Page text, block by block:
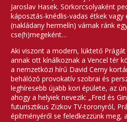
Jaroslav Hasek. Sörkorcsolyaként
káposztás-knédlis-vadas étkek
(nakládany hermelín) várnak ránk
cse(h)megeként…
Aki viszont a modern, lüktető
annak ott kínálkoznak a Vencel tér
a nemzetközi hírű David Cerny
behálózó provokatív szobrai és
leghíresebb újabb kori épülete, az
ahogy a helyiek nevezik: „Fred és
futurisztikus Zizkov TV-toronyról,
építményéről se feledkezzünk meg,